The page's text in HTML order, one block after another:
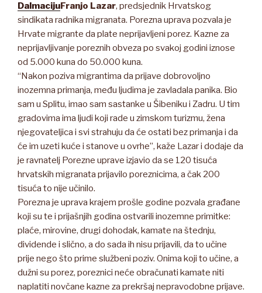
DalmacijuFranjo Lazar, predsjednik Hrvatskog
sindikata radnika migranata. Porezna uprava pozvala je
Hrvate migrante da plate neprijavljeni porez. Kazne za
neprijavljivanje poreznih obveza po svakoj godini iznose
od 5.000 kuna do 50.000 kuna.
“Nakon poziva migrantima da prijave dobrovoljno
inozemna primanja, među ljudima je zavladala panika. Bio
sam u Splitu, imao sam sastanke u Šibeniku i Zadru. U tim
gradovima ima ljudi koji rade u zimskom turizmu, žena
njegovateljica i svi strahuju da će ostati bez primanja i da
će im uzeti kuće i stanove u ovrhe”, kaže Lazar i dodaje da
je ravnatelj Porezne uprave izjavio da se 120 tisuća
hrvatskih migranata prijavilo poreznicima, a čak 200
tisuća to nije učinilo.
Porezna je uprava krajem prošle godine pozvala građane
koji su te i prijašnjih godina ostvarili inozemne primitke:
plaće, mirovine, drugi dohodak, kamate na štednju,
dividende i slično, a do sada ih nisu prijavili, da to učine
prije nego što prime službeni poziv. Onima koji to učine, a
dužni su porez, poreznici neće obračunati kamate niti
naplatiti novčane kazne za prekršaj nepravodobne prijave.